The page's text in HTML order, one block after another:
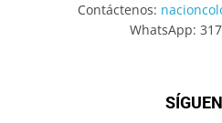
Contáctenos:
WhatsApp: